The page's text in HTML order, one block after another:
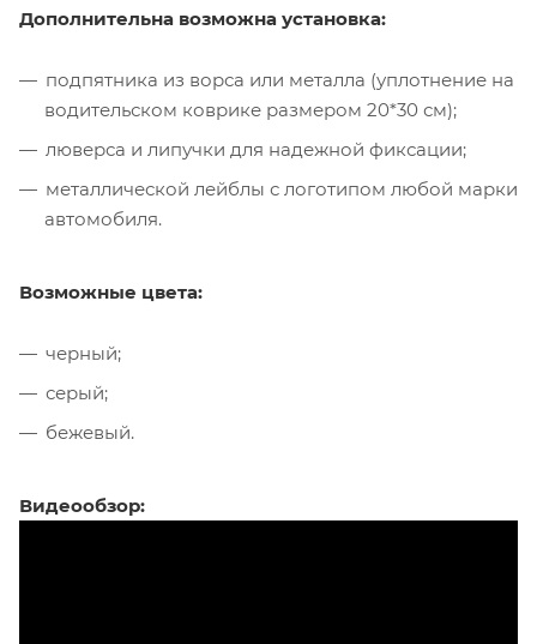
Дополнительна возможна установка:
подпятника из ворса или металла (уплотнение на
водительском коврике размером 20*30 см);
люверса и липучки для надежной фиксации;
металлической лейблы с логотипом любой марки
автомобиля.
Возможные цвета:
черный;
серый;
бежевый.
Видеообзор: